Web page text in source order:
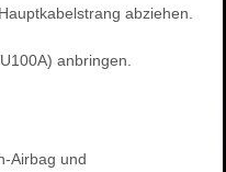
abziehen.
anbringen.
Airbag und